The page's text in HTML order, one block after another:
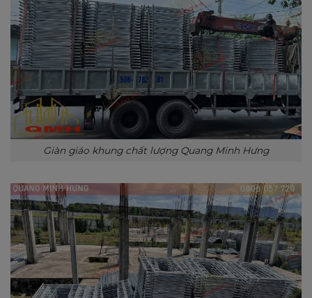
Giàn giáo khung chất lượng Quang Minh Hưng